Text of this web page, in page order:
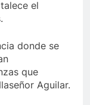
el
donde se
que
Aguilar.